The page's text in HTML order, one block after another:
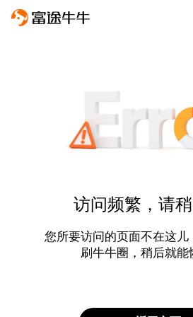
访问频繁，请
您所要访问的页面不在这儿
刷牛牛圈，稍后就能